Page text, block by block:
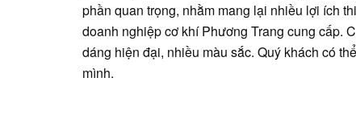
phần quan trọng, nhằm mang lại nhiều lợi ích
doanh nghiệp cơ khí Phương Trang cung cấp.
dáng hiện đại, nhiều màu sắc. Quý khách có
mình.